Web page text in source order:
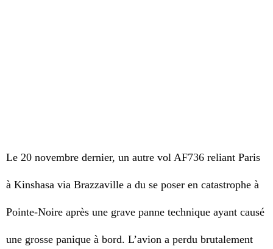
Le 20 novembre dernier, un autre vol AF736 reliant Paris
à Kinshasa via Brazzaville a du se poser en catastrophe à
Pointe-Noire après une grave panne technique ayant causé
une grosse panique à bord. L’avion a perdu brutalement